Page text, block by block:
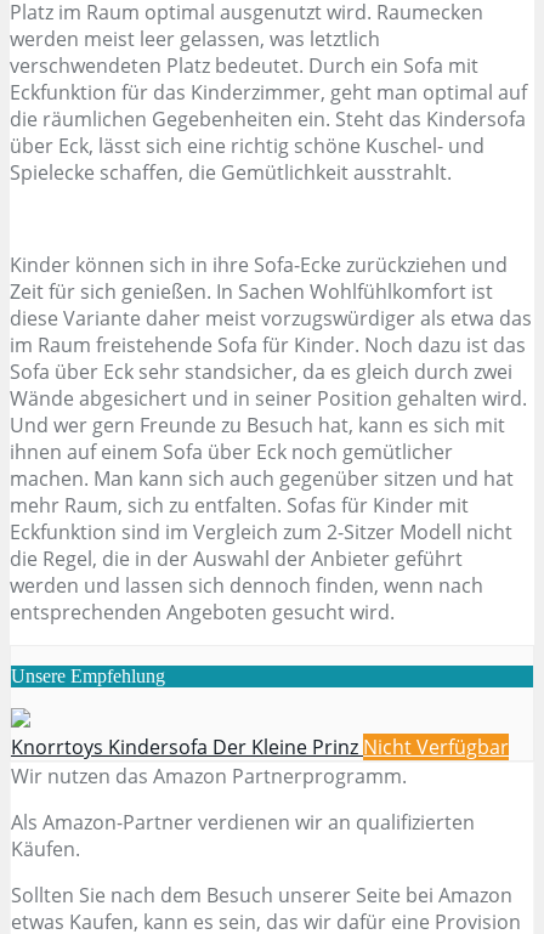
Platz im Raum optimal ausgenutzt wird. Raumecken
werden meist leer gelassen, was letztlich
verschwendeten Platz bedeutet. Durch ein Sofa mit
Eckfunktion für das Kinderzimmer, geht man optimal auf
die räumlichen Gegebenheiten ein. Steht das Kindersofa
über Eck, lässt sich eine richtig schöne Kuschel- und
Spielecke schaffen, die Gemütlichkeit ausstrahlt.
Kinder können sich in ihre Sofa-Ecke zurückziehen und
Zeit für sich genießen. In Sachen Wohlfühlkomfort ist
diese Variante daher meist vorzugswürdiger als etwa das
im Raum freistehende Sofa für Kinder. Noch dazu ist das
Sofa über Eck sehr standsicher, da es gleich durch zwei
Wände abgesichert und in seiner Position gehalten wird.
Und wer gern Freunde zu Besuch hat, kann es sich mit
ihnen auf einem Sofa über Eck noch gemütlicher
machen. Man kann sich auch gegenüber sitzen und hat
mehr Raum, sich zu entfalten. Sofas für Kinder mit
Eckfunktion sind im Vergleich zum 2-Sitzer Modell nicht
die Regel, die in der Auswahl der Anbieter geführt
werden und lassen sich dennoch finden, wenn nach
entsprechenden Angeboten gesucht wird.
Unsere Empfehlung
Knorrtoys Kindersofa Der Kleine Prinz Nicht Verfügbar
Wir nutzen das Amazon Partnerprogramm.
Als Amazon-Partner verdienen wir an qualifizierten
Käufen.
Sollten Sie nach dem Besuch unserer Seite bei Amazon
etwas Kaufen, kann es sein, das wir dafür eine Provision